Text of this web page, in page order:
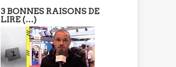
3 BONNES RAISONS DE
LIRE (…)